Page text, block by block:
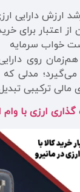
ارزش دارایی
اعتبار برای
خواب سرمایه
روی
می‌گیرد؛ مدلی که
مالی ترکیبی
ارزی با وام